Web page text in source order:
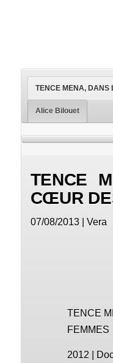
TENCE MENA, DANS
Alice Bilouet
TENCE
CŒUR
07/08/2013 | Vera
TENCE
FEMMES
2012 |